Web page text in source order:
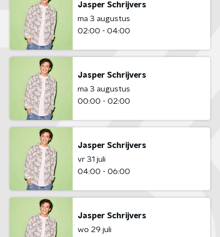
Jasper Schrijvers
ma 3 augustus
02:00 - 04:00
Jasper Schrijvers
ma 3 augustus
00:00 - 02:00
Jasper Schrijvers
vr 31 juli
04:00 - 06:00
Jasper Schrijvers
wo 29 juli